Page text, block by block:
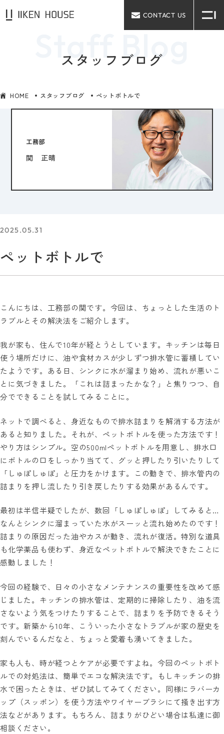
CONTACT US
スタッフブログ
HOME スタッフブログ ペットボトルで
工務部
関 正晴
2025.05.31
ペットボトルで
こんにちは、工務部の関です。今回は、ちょっとした生活のト
ラブルとその解決法をご紹介します。
我が家も、住んで10年が経とうとしています。キッチンは毎日
使う場所だけに、油や食材カスが少しずつ排水管に蓄積してい
たようです。ある日、シンクに水が溜まり始め、流れが悪いこ
とに気づきました。「これは詰まったかな？」と焦りつつ、自
分でできることを試してみることに。
ネットで調べると、身近なもので排水詰まりを解消する方法が
あると知りました。それが、ペットボトルを使った方法です！
やり方はシンプル。空の500mlペットボトルを用意し、排水口
にボトルの口をしっかり当てて、グッと押したり引いたりして
「しゅぽしゅぽ」と圧力をかけます。この動きで、排水管内の
詰まりを押し流したり引き戻したりする効果があるんです。
最初は半信半疑でしたが、数回「しゅぽしゅぽ」してみると…
なんとシンクに溜まっていた水がスーッと流れ始めたのです！
詰まりの原因だった油やカスが動き、流れが復活。特別な道具
も化学薬品も使わず、身近なペットボトルで解決できたことに
感動しました！
今回の経験で、日々の小さなメンテナンスの重要性を改めて感
じました。キッチンの排水管は、定期的に掃除したり、油を流
さないよう気をつけたりすることで、詰まりを予防できるそう
です。新築から10年、こういった小さなトラブルが家の歴史を
刻んでいるんだなと、ちょっと愛着も湧いてきました。
家も人も、時が経つとケアが必要ですよね。今回のペットボト
ルでの対処法は、簡単でエコな解決法です。もしキッチンの排
水で困ったときは、ぜひ試してみてください。同様にラバーカ
ップ（スッポン）を使う方法やワイヤーブラシにて掻き出す方
法などがあります。もちろん、詰まりがひどい場合は私達に御
相談ください。